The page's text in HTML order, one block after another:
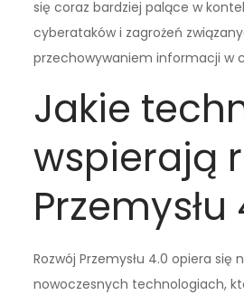
się coraz bardziej palące w
cyberataków i zagrożeń
przechowywaniem informacji w
Jakie
wspierają
Przemysłu
Rozwój Przemysłu 4.0 opiera się
nowoczesnych technologiach,